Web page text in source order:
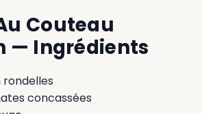
Couteau
— Ingrédients
concassées